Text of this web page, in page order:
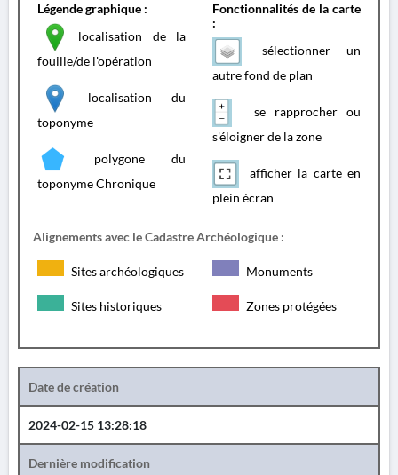
Légende graphique :
localisation de la
fouille/de l'opération
localisation du
toponyme
polygone du
toponyme Chronique
Fonctionnalités de la carte
:
sélectionner un
autre fond de plan
se rapprocher ou
s'éloigner de la zone
afficher la carte en
plein écran
Alignements avec le Cadastre Archéologique :
Sites archéologiques Monuments
Sites historiques Zones protégées
Date de création
2024-02-15 13:28:18
Dernière modification